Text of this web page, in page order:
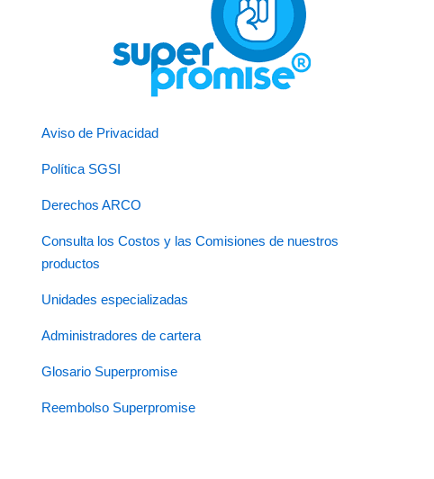
Aviso de Privacidad
Política SGSI
Derechos ARCO
Consulta los Costos y las Comisiones de nuestros
productos
Unidades especializadas
Administradores de cartera
Glosario Superpromise
Reembolso Superpromise